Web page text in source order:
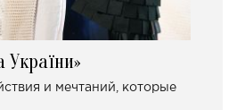
України»
и мечтаний, которые